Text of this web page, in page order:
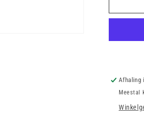
-
Afhaling
Meestal